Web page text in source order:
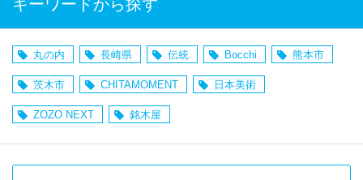
キーワードから探す
丸の内 長崎県 伝統 Bocchi 熊本市
茨木市 CHITAMOMENT 日本美術
ZOZO NEXT 銘木屋